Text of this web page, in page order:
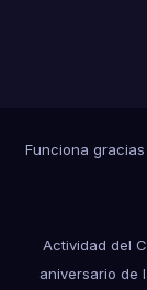
Funciona
Actividad del
aniversario de